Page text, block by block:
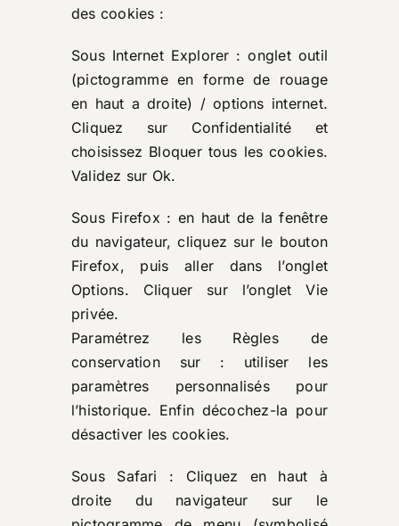
des cookies :
Sous Internet Explorer : onglet outil
(pictogramme en forme de rouage
en haut a droite) / options internet.
Cliquez sur Confidentialité et
choisissez Bloquer tous les cookies.
Validez sur Ok.
Sous Firefox : en haut de la fenêtre
du navigateur, cliquez sur le bouton
Firefox, puis aller dans l’onglet
Options. Cliquer sur l’onglet Vie
privée.
Paramétrez les Règles de
conservation sur : utiliser les
paramètres personnalisés pour
l’historique. Enfin décochez-la pour
désactiver les cookies.
Sous Safari : Cliquez en haut à
droite du navigateur sur le